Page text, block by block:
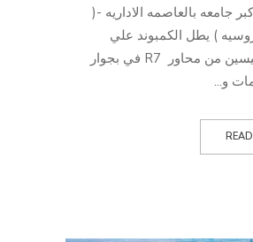
جامعه بالعاصمه الاداريه -(
) يطل الكمبوند علي
محورين رئيسين من محاور R7 في بجوار
و...